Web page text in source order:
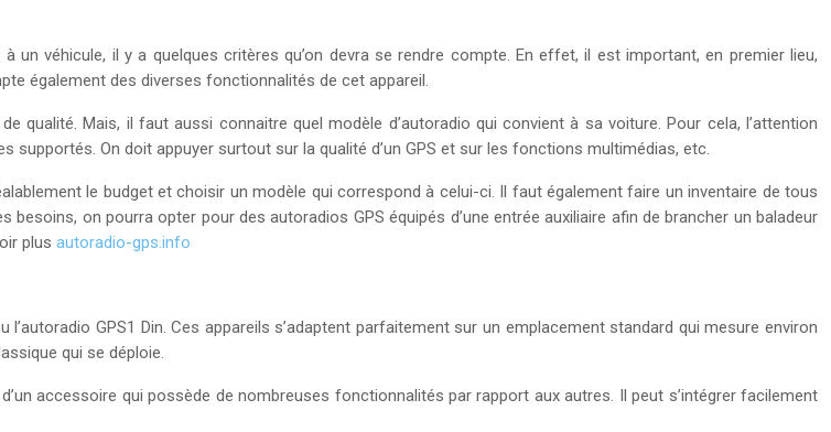
un véhicule, il y a quelques critères qu’on devra se rendre compte. En effet, il est important, en premier lieu,
également des diverses fonctionnalités de cet appareil.
qualité. Mais, il faut aussi connaitre quel modèle d’autoradio qui convient à sa voiture. Pour cela, l’attention
On doit appuyer surtout sur la qualité d’un GPS et sur les fonctions multimédias, etc.
le budget et choisir un modèle qui correspond à celui-ci. Il faut également faire un inventaire de tous
on pourra opter pour des autoradios GPS équipés d’une entrée auxiliaire afin de brancher un baladeur
plus autoradio-gps.info
GPS1 Din. Ces appareils s’adaptent parfaitement sur un emplacement standard qui mesure environ
qui se déploie.
accessoire qui possède de nombreuses fonctionnalités par rapport aux autres. Il peut s’intégrer facilement